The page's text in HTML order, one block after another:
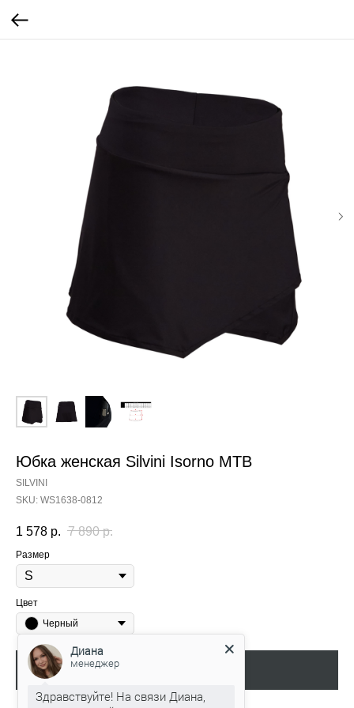
Юбка женская Silvini Isorno MTB
SILVINI
SKU: WS1638-0812
1 578 р. 7 890 р.
Размер
Цвет
Черный
Диана
менеджер
Здравствуйте! На связи Диана,